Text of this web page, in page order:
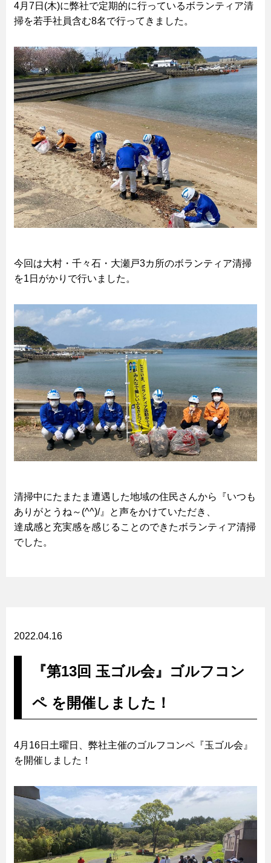
4月7日(木)に弊社で定期的に行っているボランティア清
掃を若手社員含む8名で行ってきました。
今回は大村・千々石・大瀬戸3カ所のボランティア清掃
を1日がかりで行いました。
清掃中にたまたま遭遇した地域の住民さんから『いつも
ありがとうね～(^^)/』と声をかけていただき、
達成感と充実感を感じることのできたボランティア清掃
でした。
2022.04.16
『第13回 玉ゴル会』ゴルフコン
ペ を開催しました！
4月16日土曜日、弊社主催のゴルフコンペ『玉ゴル会』
を開催しました！